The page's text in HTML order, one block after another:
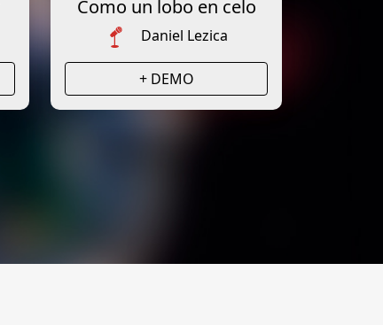
Como un lobo en celo
Daniel Lezica
+ DEMO